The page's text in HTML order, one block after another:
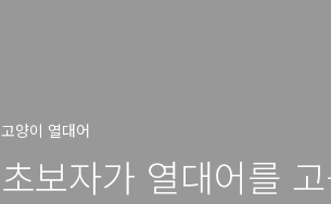
고양이 열대어
초보자가 열대어를